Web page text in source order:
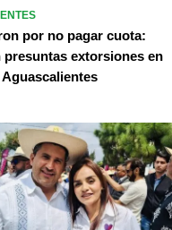
por no pagar cuota:
presuntas extorsiones en